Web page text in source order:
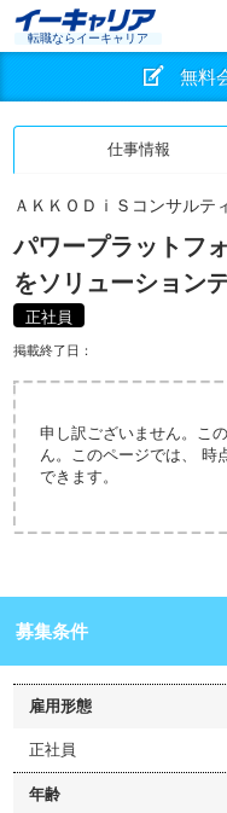
転職ならイーキャリア
無料
仕事情報
ＡＫＫＯＤｉＳコンサルテ
パワープラットフ
をソリューション
正社員
掲載終了日：
申し訳ございません。こ
ん。このページでは、 時
できます。
募集条件
雇用形態
正社員
年齢